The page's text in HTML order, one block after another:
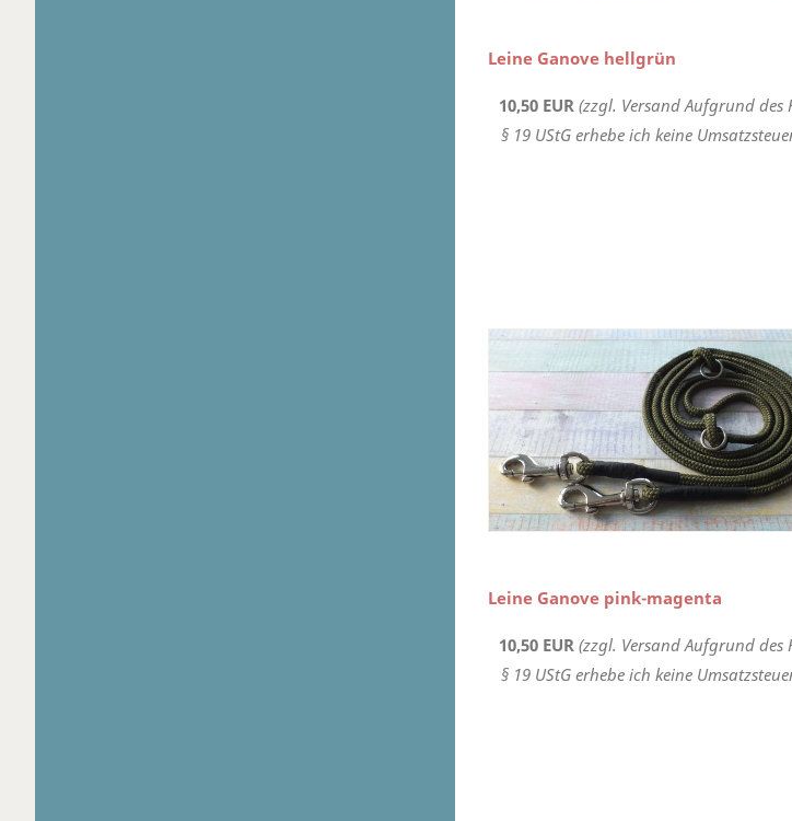
Leine Ganove hellgrün
10,50 EUR (zzgl. Versand Aufgrund des
§ 19 UStG erhebe ich keine
Leine Ganove pink-magenta
10,50 EUR (zzgl. Versand Aufgrund des
§ 19 UStG erhebe ich keine